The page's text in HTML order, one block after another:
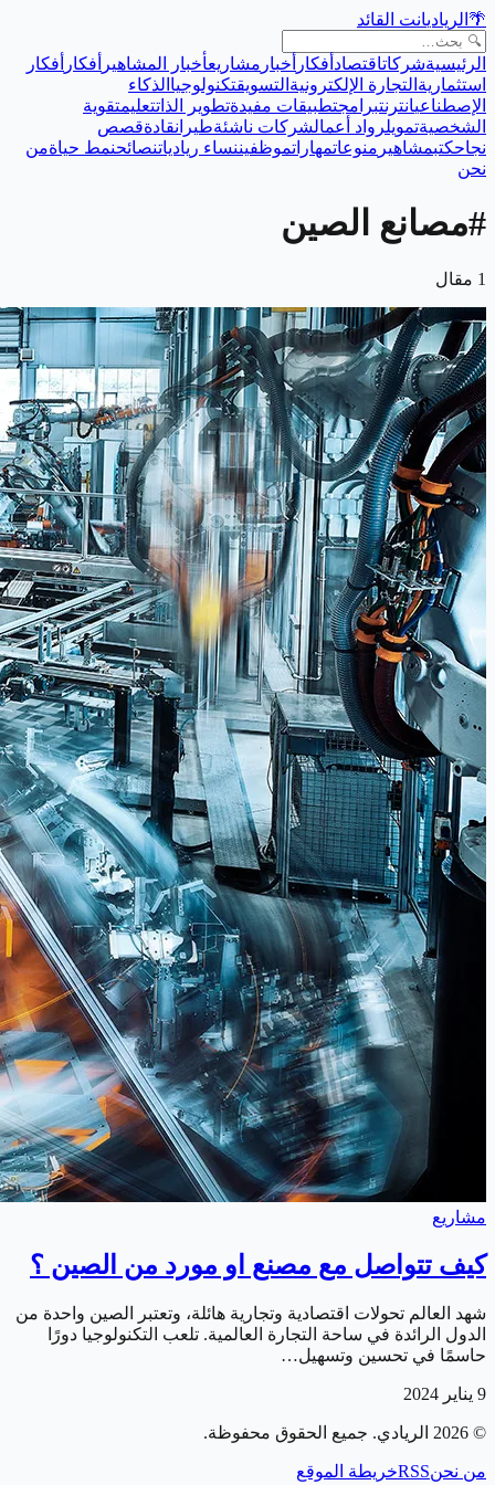
🌴 الرياديانت القائد
الرئيسيةشركاتاقتصاد أفكار أخبار مشاريعأخبار المشاهير أفكار أفكار
استثمارية التجارة الإلكترونية التسويقتكنولوجيا الذكاء
الإصطناعيانترنتبرامجتطبيقات مفيدةتطوير الذاتتعليمتقوية
الشخصيةتمويلرواد أعمالشركات ناشئةطيرانقادةقصص
نجاحكتبمشاهير منوعاتمهاراتموظفيننساء ريادياتنصائحنمط حياةمن
نحن
#مصانع الصين
1 مقال
مشاريع
كيف تتواصل مع مصنع او مورد من الصين ؟
شهد العالم تحولات اقتصادية وتجارية هائلة، وتعتبر الصين واحدة من
الدول الرائدة في ساحة التجارة العالمية. تلعب التكنولوجيا دورًا
حاسمًا في تحسين وتسهيل…
9 يناير 2024
©
2026 الريادي. جميع الحقوق محفوظة.
من نحنRSSخريطة الموقع